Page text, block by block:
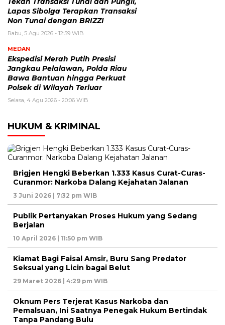
Lapas Sibolga Terapkan Transaksi
Non Tunai dengan BRIZZI
Rabu, 5 Agu 2026 - 12:59 WIB
MEDAN
Ekspedisi Merah Putih Presisi
Jangkau Pelalawan, Polda Riau
Bawa Bantuan hingga Perkuat
Polsek di Wilayah Terluar
Selasa, 4 Agu 2026 - 20:06 WIB
HUKUM & KRIMINAL
Brigjen Hengki Beberkan 1.333 Kasus Curat-Curas-
Curanmor: Narkoba Dalang Kejahatan Jalanan
3 Juni 2026 | 7:32 pm WIB
Publik Pertanyakan Proses Hukum yang Sedang
Berjalan
10 April 2026 | 11:50 pm WIB
Kiamat Bagi Faisal Amsir, Buru Sang Predator
Seksual yang Licin bagai Belut
29 Maret 2026 | 4:29 pm WIB
Oknum Pers Terjerat Kasus Narkoba dan
Pemalsuan, Ini Saatnya Penegak Hukum Bertindak
Tanpa Pandang Bulu